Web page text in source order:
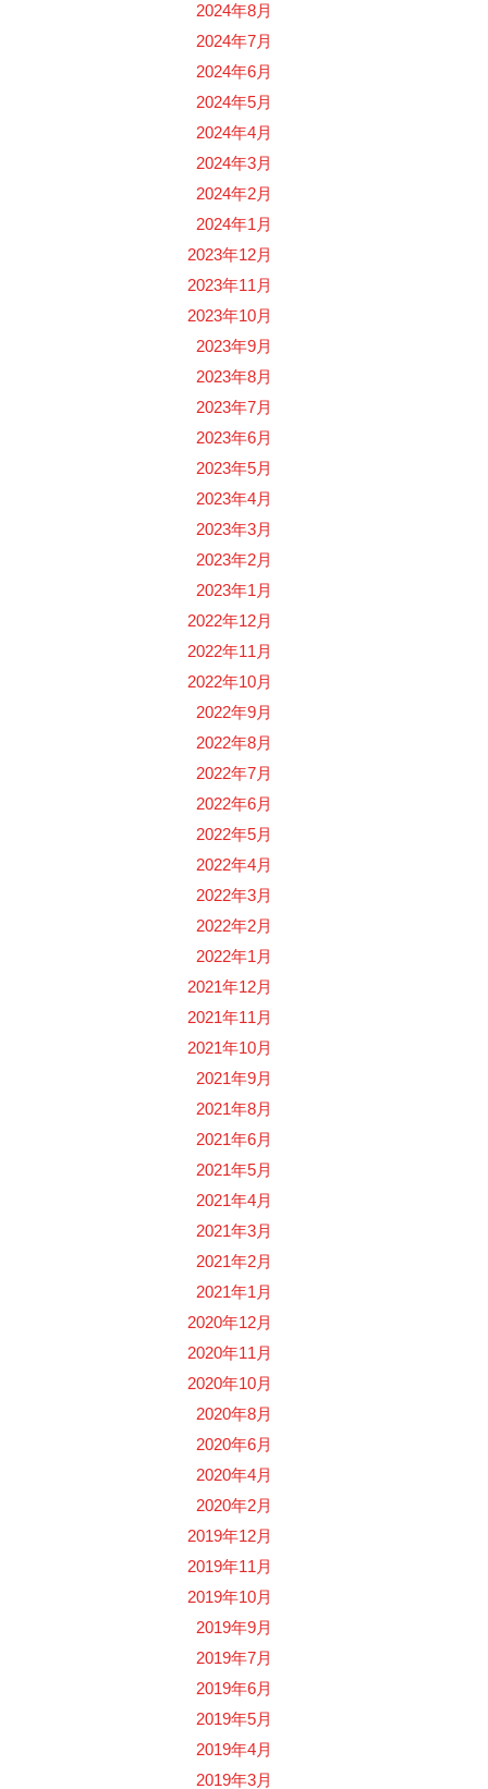
2024年8月
2024年7月
2024年6月
2024年5月
2024年4月
2024年3月
2024年2月
2024年1月
2023年12月
2023年11月
2023年10月
2023年9月
2023年8月
2023年7月
2023年6月
2023年5月
2023年4月
2023年3月
2023年2月
2023年1月
2022年12月
2022年11月
2022年10月
2022年9月
2022年8月
2022年7月
2022年6月
2022年5月
2022年4月
2022年3月
2022年2月
2022年1月
2021年12月
2021年11月
2021年10月
2021年9月
2021年8月
2021年6月
2021年5月
2021年4月
2021年3月
2021年2月
2021年1月
2020年12月
2020年11月
2020年10月
2020年8月
2020年6月
2020年4月
2020年2月
2019年12月
2019年11月
2019年10月
2019年9月
2019年7月
2019年6月
2019年5月
2019年4月
2019年3月